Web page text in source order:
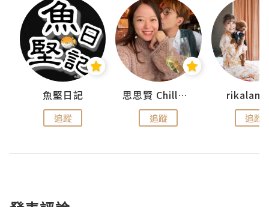
魚堅日記
追蹤
思思賢 ChillMyBabe
追蹤 追蹤